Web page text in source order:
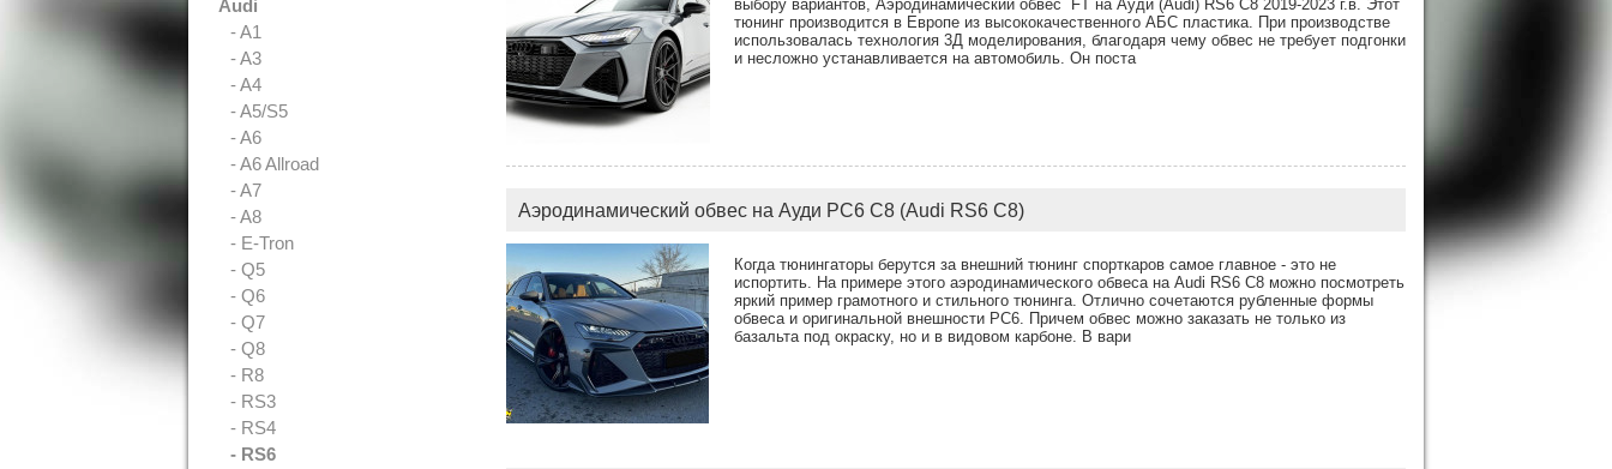
Audi
- A1
- A3
- A4
- A5/S5
- A6
- A6 Allroad
- A7
- A8
- E-Tron
- Q5
- Q6
- Q7
- Q8
- R8
- RS3
- RS4
- RS6
выбору вариантов, Аэродинамический обвес FT на Ауди (Audi) RS6 C8 2019-2023 г.в. Этот
тюнинг производится в Европе из высококачественного АБС пластика. При производстве
использовалась технология 3Д моделирования, благодаря чему обвес не требует подгонки
и несложно устанавливается на автомобиль. Он поста
Аэродинамический обвес на Ауди РС6 С8 (Audi RS6 C8)
Когда тюнингаторы берутся за внешний тюнинг спорткаров самое главное - это не
испортить. На примере этого аэродинамического обвеса на Audi RS6 C8 можно посмотреть
яркий пример грамотного и стильного тюнинга. Отлично сочетаются рубленные формы
обвеса и оригинальной внешности РС6. Причем обвес можно заказать не только из
базальта под окраску, но и в видовом карбоне. В вари